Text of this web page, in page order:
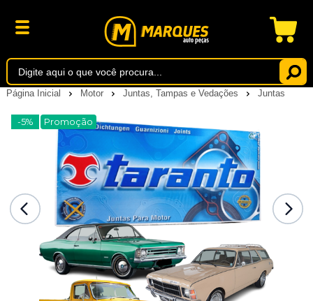
Página Inicial Motor Juntas, Tampas e Vedações Juntas
-5% Promoção